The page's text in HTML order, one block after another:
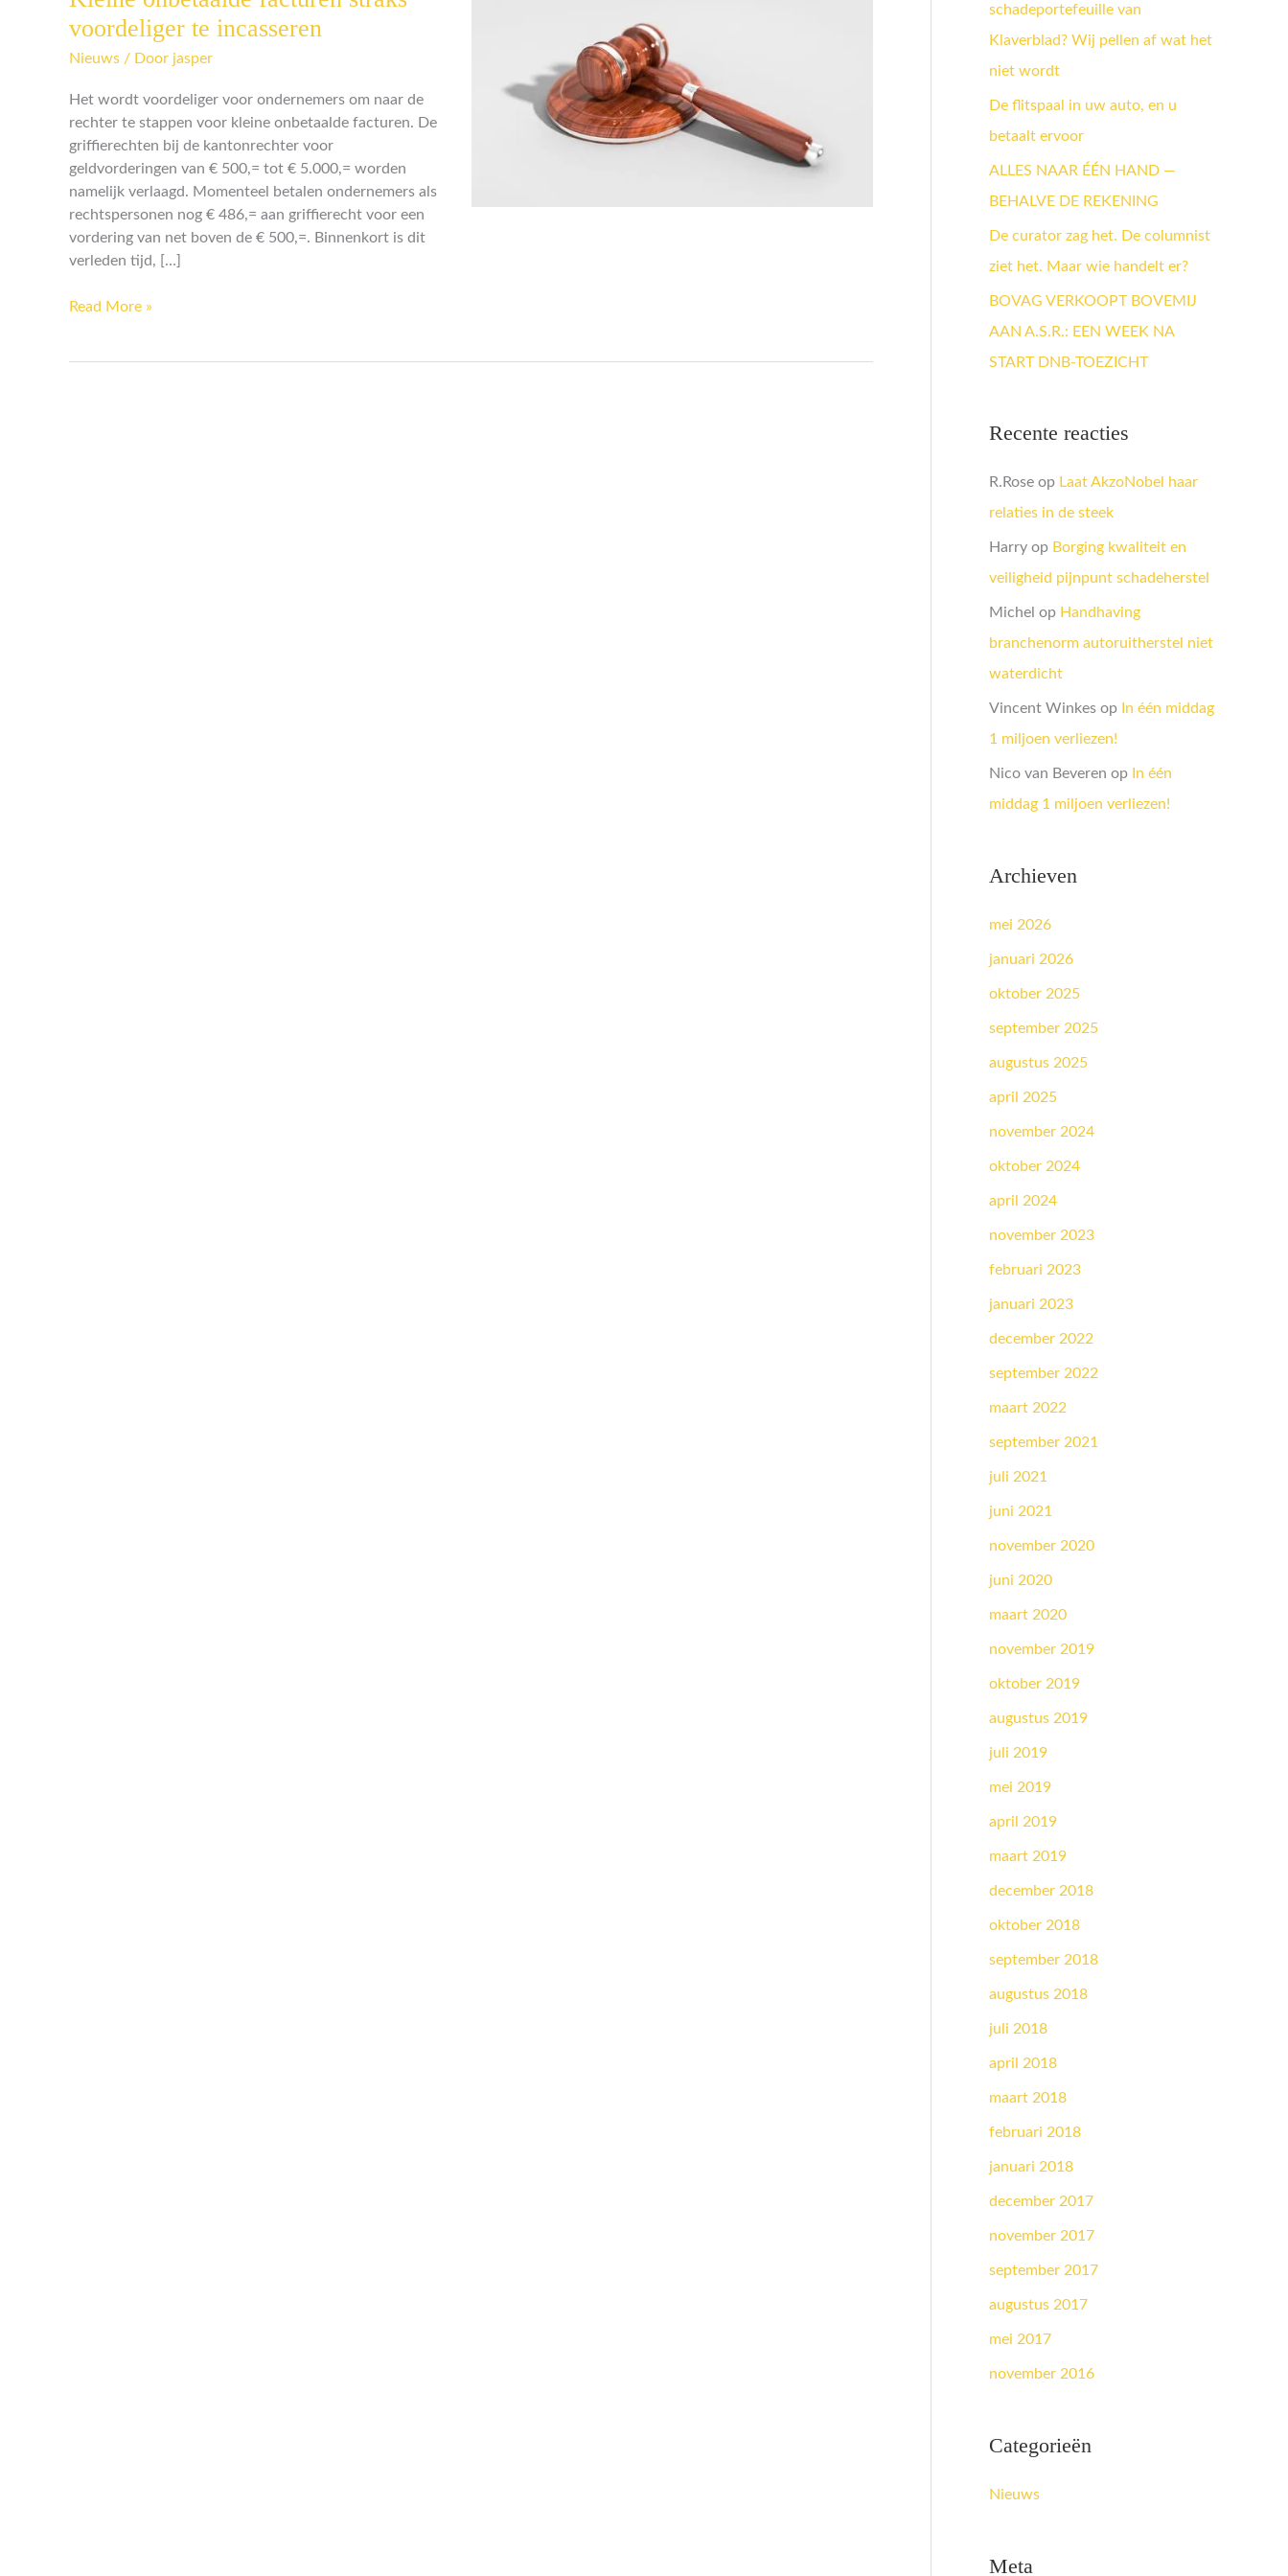
voordeliger te incasseren
Nieuws / Door jasper
Het wordt voordeliger voor ondernemers om naar de
rechter te stappen voor kleine onbetaalde facturen. De
griffierechten bij de kantonrechter voor
geldvorderingen van € 500,= tot € 5.000,= worden
namelijk verlaagd. Momenteel betalen ondernemers als
rechtspersonen nog € 486,= aan griffierecht voor een
vordering van net boven de € 500,=. Binnenkort is dit
verleden tijd, […]
onbetaalde
facturen
straks
te
incasseren
Read More »
a
a
r
:
schadeportefeuille van
Klaverblad? Wij pellen af wat het
niet wordt
De flitspaal in uw auto, en u
betaalt ervoor
ALLES NAAR ÉÉN HAND —
BEHALVE DE REKENING
De curator zag het. De columnist
ziet het. Maar wie handelt er?
BOVAG VERKOOPT BOVEMIJ
AAN A.S.R.: EEN WEEK NA
START DNB-TOEZICHT
Recente reacties
R.Rose op Laat AkzoNobel haar
relaties in de steek
Harry op Borging kwaliteit en
veiligheid pijnpunt schadeherstel
Michel op Handhaving
branchenorm autoruitherstel niet
waterdicht
Vincent Winkes op In één middag
1 miljoen verliezen!
Nico van Beveren op In één
middag 1 miljoen verliezen!
Archieven
mei 2026
januari 2026
oktober 2025
september 2025
augustus 2025
april 2025
november 2024
oktober 2024
april 2024
november 2023
februari 2023
januari 2023
december 2022
september 2022
maart 2022
september 2021
juli 2021
juni 2021
november 2020
juni 2020
maart 2020
november 2019
oktober 2019
augustus 2019
juli 2019
mei 2019
april 2019
maart 2019
december 2018
oktober 2018
september 2018
augustus 2018
juli 2018
april 2018
maart 2018
februari 2018
januari 2018
december 2017
november 2017
september 2017
augustus 2017
mei 2017
november 2016
Categorieën
Nieuws
Meta